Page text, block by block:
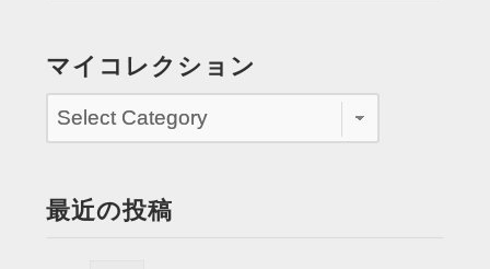
マイコレクション
最近の投稿